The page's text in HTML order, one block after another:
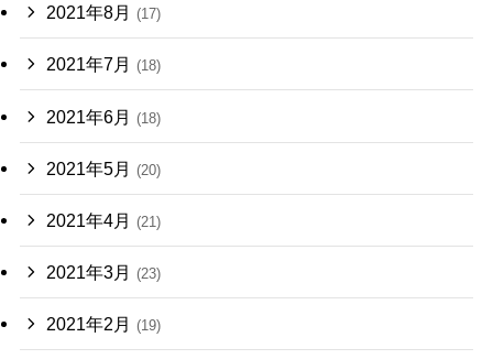
2021年8月 (17)
2021年7月 (18)
2021年6月 (18)
2021年5月 (20)
2021年4月 (21)
2021年3月 (23)
2021年2月 (19)